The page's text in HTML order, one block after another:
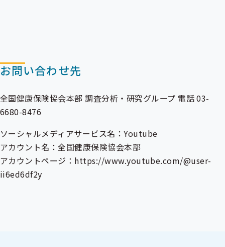
お問い合わせ先
全国健康保険協会本部 調査分析・研究グループ 電話 03-
6680-8476
ソーシャルメディアサービス名：Youtube
アカウント名：全国健康保険協会本部
アカウントページ：https://www.youtube.com/@user-
ii6ed6df2y